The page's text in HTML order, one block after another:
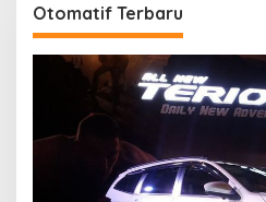
Otomatif Terbaru